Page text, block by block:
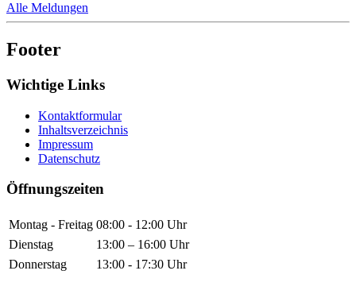
Alle Meldungen
Footer
Wichtige Links
Kontaktformular
Inhaltsverzeichnis
Impressum
Datenschutz
Öffnungszeiten
Montag - Freitag 08:00 - 12:00 Uhr
Dienstag
13:00 – 16:00 Uhr
Donnerstag
13:00 - 17:30 Uhr